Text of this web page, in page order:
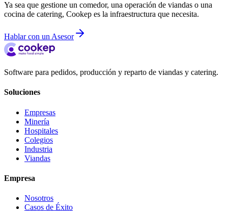
Ya sea que gestione un comedor, una operación de viandas o una
cocina de catering, Cookep es la infraestructura que necesita.
Hablar con un Asesor
Software para pedidos, producción y reparto de viandas y catering.
Soluciones
Empresas
Minería
Hospitales
Colegios
Industria
Viandas
Empresa
Nosotros
Casos de Éxito